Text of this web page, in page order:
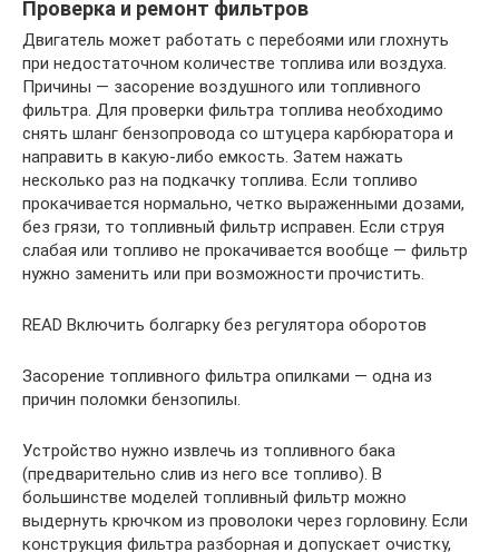
Проверка и ремонт фильтров
Двигатель может работать с перебоями или глохнуть
при недостаточном количестве топлива или воздуха.
Причины — засорение воздушного или топливного
фильтра. Для проверки фильтра топлива необходимо
снять шланг бензопровода со штуцера карбюратора и
направить в какую-либо емкость. Затем нажать
несколько раз на подкачку топлива. Если топливо
прокачивается нормально, четко выраженными дозами,
без грязи, то топливный фильтр исправен. Если струя
слабая или топливо не прокачивается вообще — фильтр
нужно заменить или при возможности прочистить.
READ Включить болгарку без регулятора оборотов
Засорение топливного фильтра опилками — одна из
причин поломки бензопилы.
Устройство нужно извлечь из топливного бака
(предварительно слив из него все топливо). В
большинстве моделей топливный фильтр можно
выдернуть крючком из проволоки через горловину. Если
конструкция фильтра разборная и допускает очистку,